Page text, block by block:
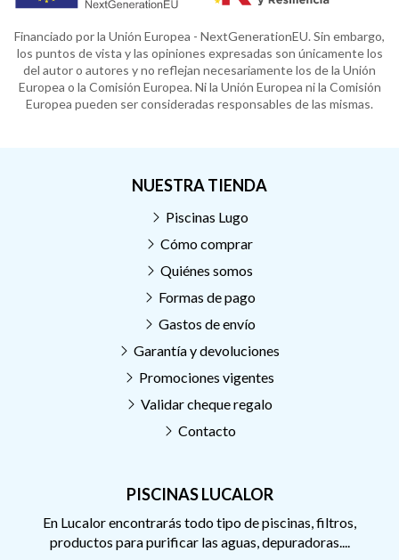
Financiado por la Unión Europea - NextGenerationEU. Sin embargo,
los puntos de vista y las opiniones expresadas son únicamente los
del autor o autores y no reflejan necesariamente los de la Unión
Europea o la Comisión Europea. Ni la Unión Europea ni la Comisión
Europea pueden ser consideradas responsables de las mismas.
PISCINAS LUCALOR
En Lucalor encontrarás todo tipo de piscinas, filtros,
productos para purificar las aguas, depuradoras....
NUESTRA TIENDA
Piscinas Lugo
Cómo comprar
Quiénes somos
Formas de pago
Gastos de envío
Garantía y devoluciones
Promociones vigentes
Validar cheque regalo
Contacto